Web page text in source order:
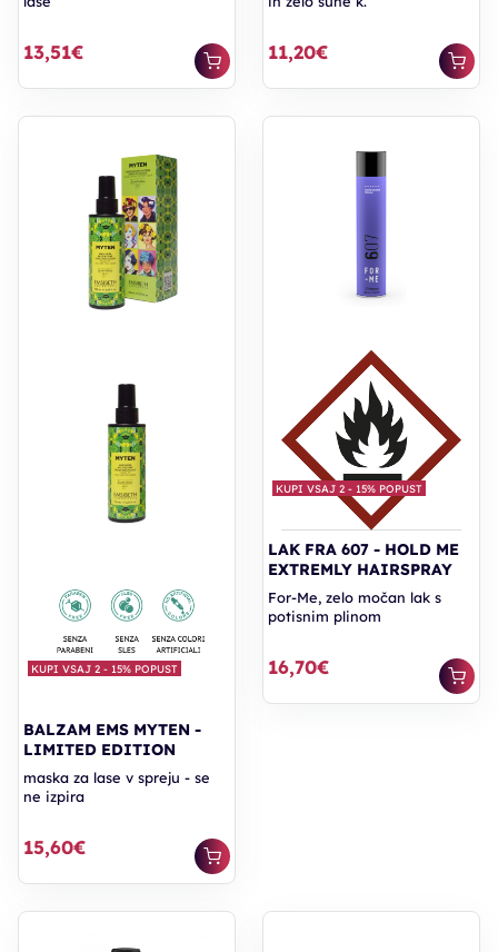
13,51€ 11,20€
KUPI VSAJ 2 - 15% POPUST
BALZAM EMS MYTEN -
LIMITED EDITION
maska za lase v spreju - se
ne izpira
15,60€
KUPI VSAJ 2 - 15% POPUST
LAK FRA 607 - HOLD ME
EXTREMLY HAIRSPRAY
For-Me, zelo močan lak s
potisnim plinom
16,70€